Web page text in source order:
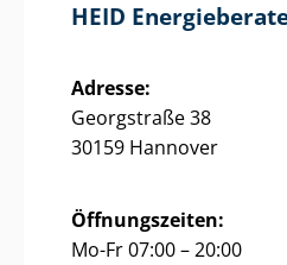
HEID
Adresse:
Georgstraße 38
30159 Hannover
Öffnungszeiten:
Mo-Fr 07:00 – 20:00